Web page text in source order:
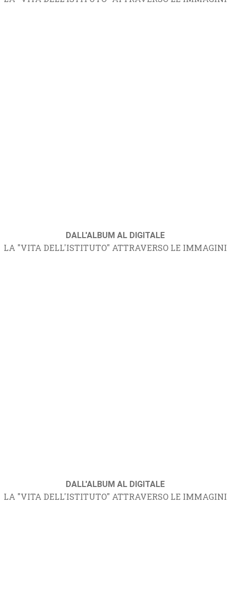
DALL'ALBUM AL DIGITALE
LA "VITA DELL'ISTITUTO" ATTRAVERSO LE IMMAGINI
DALL'ALBUM AL DIGITALE
LA "VITA DELL'ISTITUTO" ATTRAVERSO LE IMMAGINI